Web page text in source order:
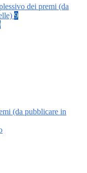
dei premi (da
9
(da pubblicare in